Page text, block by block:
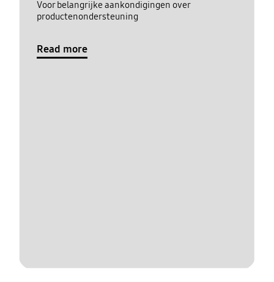
Voor belangrijke aankondigingen over
productenondersteuning
Read more